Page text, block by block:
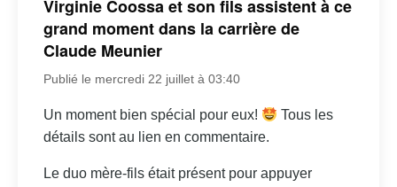
Virginie Coossa et son fils assistent à ce
grand moment dans la carrière de
Claude Meunier
Publié le mercredi 22 juillet à 03:40
Un moment bien spécial pour eux!
Tous les
détails sont au lien en commentaire.
Le duo mère-fils était présent pour appuyer